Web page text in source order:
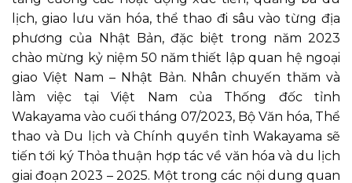
lịch, giao lưu văn hóa, thể thao đi sâu vào từng địa
phương của Nhật Bản, đặc biệt trong năm 2023
chào mừng kỷ niệm 50 năm thiết lập quan hệ ngoại
giao Việt Nam – Nhật Bản. Nhân chuyến thăm và
làm việc tại Việt Nam của Thống đốc tỉnh
Wakayama vào cuối tháng 07/2023, Bộ Văn hóa, Thể
thao và Du lịch và Chính quyền tỉnh Wakayama sẽ
tiến tới ký Thỏa thuận hợp tác về văn hóa và du lịch
giai đoạn 2023 – 2025. Một trong các nội dung quan